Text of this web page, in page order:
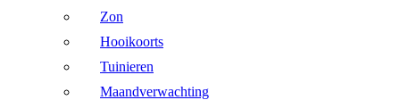
Zon
Hooikoorts
Tuinieren
Maandverwachting